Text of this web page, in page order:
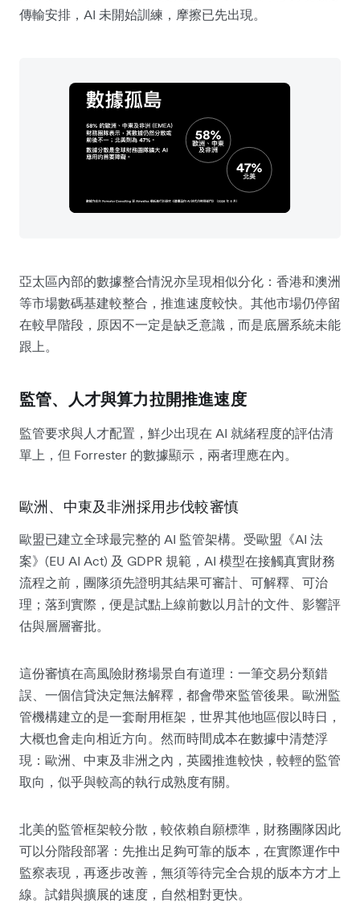
傳輸安排，AI 未開始訓練，摩擦已先出現。
亞太區內部的數據整合情況亦呈現相似分化：香港和澳洲
等市場數碼基建較整合，推進速度較快。其他市場仍停留
在較早階段，原因不一定是缺乏意識，而是底層系統未能
跟上。
監管、人才與算力拉開推進速度
監管要求與人才配置，鮮少出現在 AI 就緒程度的評估清
單上，但 Forrester 的數據顯示，兩者理應在內。
歐洲、中東及非洲採用步伐較審慎
歐盟已建立全球最完整的 AI 監管架構。受歐盟《AI 法
案》(EU AI Act) 及 GDPR 規範，AI 模型在接觸真實財務
流程之前，團隊須先證明其結果可審計、可解釋、可治
理；落到實際，便是試點上線前數以月計的文件、影響評
估與層層審批。
這份審慎在高風險財務場景自有道理：一筆交易分類錯
誤、一個信貸決定無法解釋，都會帶來監管後果。歐洲監
管機構建立的是一套耐用框架，世界其他地區假以時日，
大概也會走向相近方向。然而時間成本在數據中清楚浮
現：歐洲、中東及非洲之內，英國推進較快，較輕的監管
取向，似乎與較高的執行成熟度有關。
北美的監管框架較分散，較依賴自願標準，財務團隊因此
可以分階段部署：先推出足夠可靠的版本，在實際運作中
監察表現，再逐步改善，無須等待完全合規的版本方才上
線。試錯與擴展的速度，自然相對更快。